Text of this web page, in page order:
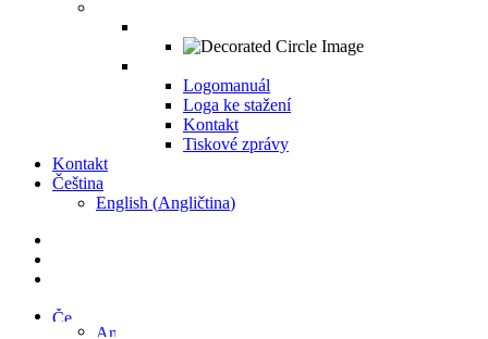
Logomanuál
Loga ke stažení
Kontakt
Tiskové zprávy
Kontakt
Čeština
English (Angličtina)